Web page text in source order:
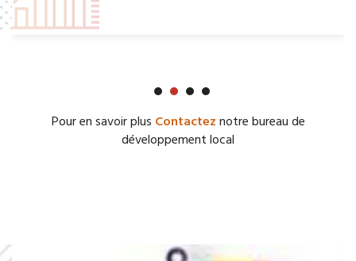
Pour en savoir plus Contacteznotre bureau de
développement local